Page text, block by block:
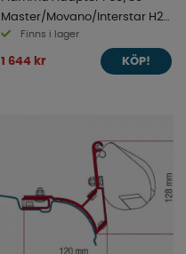
Master/Movano/Interstar H2-
L2/L3 97-2011
Finns i lager
1 644 kr KÖP!